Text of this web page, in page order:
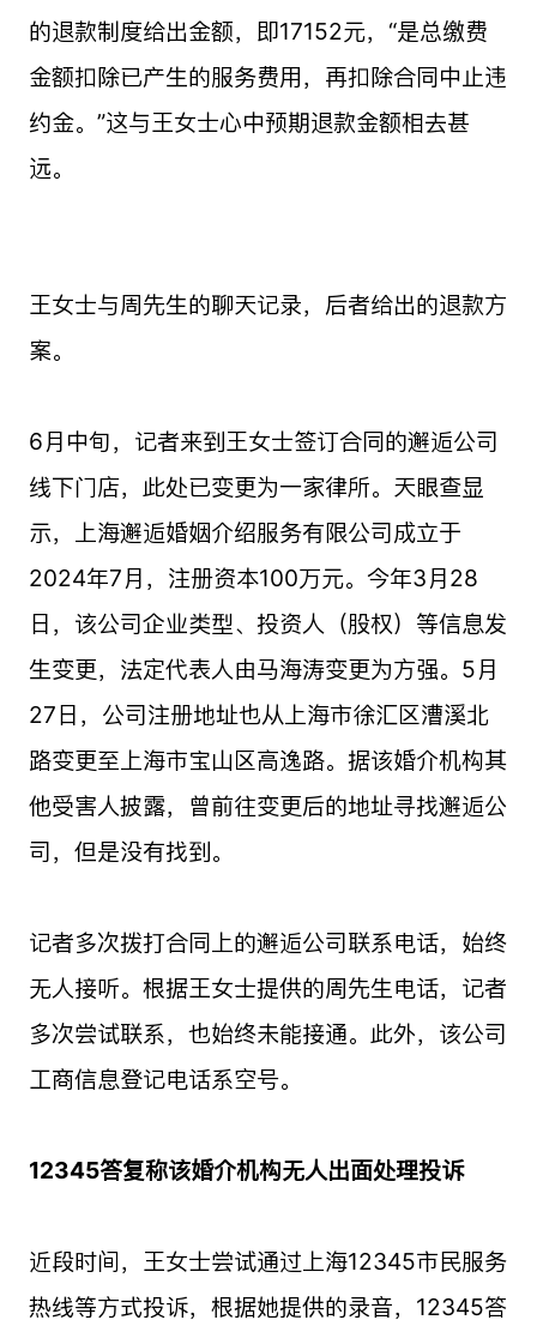
的退款制度给出金额，即17152元，“是总缴费
金额扣除已产生的服务费用，再扣除合同中止违
约金。”这与王女士心中预期退款金额相去甚
远。
王女士与周先生的聊天记录，后者给出的退款方
案。
6月中旬，记者来到王女士签订合同的邂逅公司
线下门店，此处已变更为一家律所。天眼查显
示，上海邂逅婚姻介绍服务有限公司成立于
2024年7月，注册资本100万元。今年3月28
日，该公司企业类型、投资人（股权）等信息发
生变更，法定代表人由马海涛变更为方强。5月
27日，公司注册地址也从上海市徐汇区漕溪北
路变更至上海市宝山区高逸路。据该婚介机构其
他受害人披露，曾前往变更后的地址寻找邂逅公
司，但是没有找到。
记者多次拨打合同上的邂逅公司联系电话，始终
无人接听。根据王女士提供的周先生电话，记者
多次尝试联系，也始终未能接通。此外，该公司
工商信息登记电话系空号。
12345答复称该婚介机构无人出面处理投诉
近段时间，王女士尝试通过上海12345市民服务
热线等方式投诉，根据她提供的录音，12345答